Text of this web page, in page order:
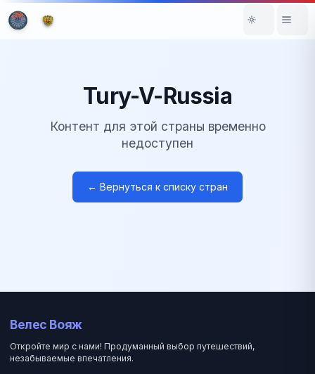
Tury-V-Russia
Контент для этой страны временно
недоступен
← Вернуться к списку стран
Велес Вояж
Откройте мир с нами! Продуманный выбор путешествий,
незабываемые впечатления.